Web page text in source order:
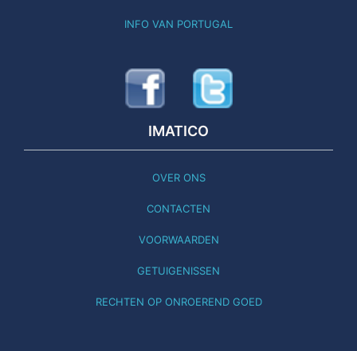
INFO VAN PORTUGAL
IMATICO
OVER ONS
CONTACTEN
VOORWAARDEN
GETUIGENISSEN
RECHTEN OP ONROEREND GOED